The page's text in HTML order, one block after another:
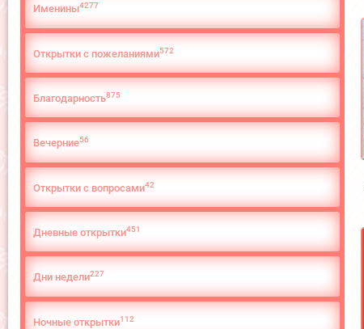
Именины4277
Открытки с пожеланиями572
Благодарность875
Вечерние56
Открытки с вопросами42
Дневные открытки451
Дни недели227
Ночные открытки112